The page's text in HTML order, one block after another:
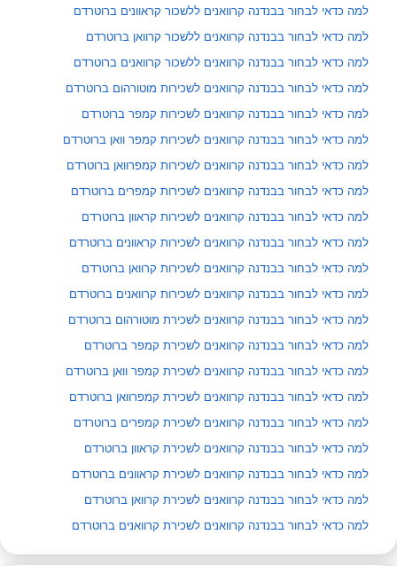
למה כדאי לבחור בבנדנה קרוואנים ללשכור קראוונים ברוטרדם
למה כדאי לבחור בבנדנה קרוואנים ללשכור קרוואן ברוטרדם
למה כדאי לבחור בבנדנה קרוואנים ללשכור קרוואנים ברוטרדם
למה כדאי לבחור בבנדנה קרוואנים לשכירות מוטורהום ברוטרדם
למה כדאי לבחור בבנדנה קרוואנים לשכירות קמפר ברוטרדם
למה כדאי לבחור בבנדנה קרוואנים לשכירות קמפר וואן ברוטרדם
למה כדאי לבחור בבנדנה קרוואנים לשכירות קמפרוואן ברוטרדם
למה כדאי לבחור בבנדנה קרוואנים לשכירות קמפרים ברוטרדם
למה כדאי לבחור בבנדנה קרוואנים לשכירות קראוון ברוטרדם
למה כדאי לבחור בבנדנה קרוואנים לשכירות קראוונים ברוטרדם
למה כדאי לבחור בבנדנה קרוואנים לשכירות קרוואן ברוטרדם
למה כדאי לבחור בבנדנה קרוואנים לשכירות קרוואנים ברוטרדם
למה כדאי לבחור בבנדנה קרוואנים לשכירת מוטורהום ברוטרדם
למה כדאי לבחור בבנדנה קרוואנים לשכירת קמפר ברוטרדם
למה כדאי לבחור בבנדנה קרוואנים לשכירת קמפר וואן ברוטרדם
למה כדאי לבחור בבנדנה קרוואנים לשכירת קמפרוואן ברוטרדם
למה כדאי לבחור בבנדנה קרוואנים לשכירת קמפרים ברוטרדם
למה כדאי לבחור בבנדנה קרוואנים לשכירת קראוון ברוטרדם
למה כדאי לבחור בבנדנה קרוואנים לשכירת קראוונים ברוטרדם
למה כדאי לבחור בבנדנה קרוואנים לשכירת קרוואן ברוטרדם
למה כדאי לבחור בבנדנה קרוואנים לשכירת קרוואנים ברוטרדם